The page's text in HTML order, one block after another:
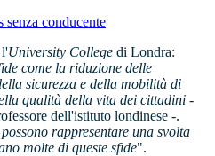
conducente
l'University College di Londra:
come la riduzione delle
sicurezza e della mobilità di
qualità della vita dei cittadini -
dell'istituto londinese -.
rappresentare una svolta
molte di queste sfide".